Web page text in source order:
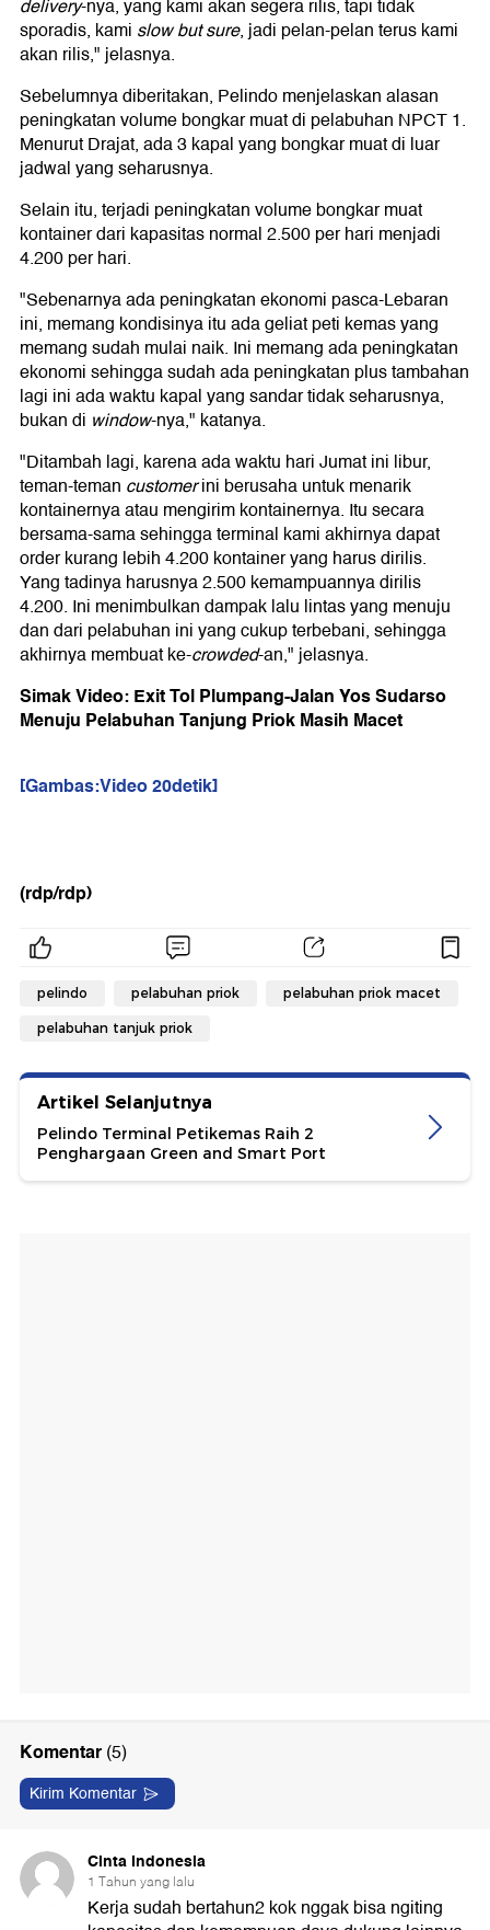
delivery-nya, yang kami akan segera rilis, tapi tidak
sporadis, kami slow but sure, jadi pelan-pelan terus kami
akan rilis," jelasnya.
Sebelumnya diberitakan, Pelindo menjelaskan alasan
peningkatan volume bongkar muat di pelabuhan NPCT 1.
Menurut Drajat, ada 3 kapal yang bongkar muat di luar
jadwal yang seharusnya.
Selain itu, terjadi peningkatan volume bongkar muat
kontainer dari kapasitas normal 2.500 per hari menjadi
4.200 per hari.
"Sebenarnya ada peningkatan ekonomi pasca-Lebaran
ini, memang kondisinya itu ada geliat peti kemas yang
memang sudah mulai naik. Ini memang ada peningkatan
ekonomi sehingga sudah ada peningkatan plus tambahan
lagi ini ada waktu kapal yang sandar tidak seharusnya,
bukan di window-nya," katanya.
"Ditambah lagi, karena ada waktu hari Jumat ini libur,
teman-teman customerini berusaha untuk menarik
kontainernya atau mengirim kontainernya. Itu secara
bersama-sama sehingga terminal kami akhirnya dapat
order kurang lebih 4.200 kontainer yang harus dirilis.
Yang tadinya harusnya 2.500 kemampuannya dirilis
4.200. Ini menimbulkan dampak lalu lintas yang menuju
dan dari pelabuhan ini yang cukup terbebani, sehingga
akhirnya membuat ke-crowded-an," jelasnya.
Simak Video: Exit Tol Plumpang-Jalan Yos Sudarso
Menuju Pelabuhan Tanjung Priok Masih Macet
[Gambas:Video 20detik]
(rdp/rdp)
pelindo pelabuhan priok pelabuhan priok macet
pelabuhan tanjuk priok
Artikel Selanjutnya
Pelindo Terminal Petikemas Raih 2
Penghargaan Green and Smart Port